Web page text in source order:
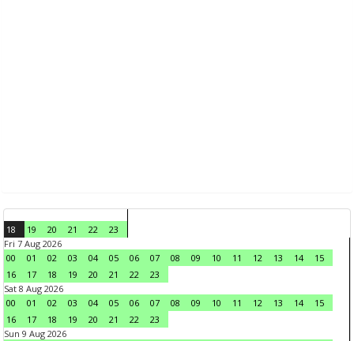
18 19 20 21 22
23
Fri 7 Aug 2026
00
01 02 03 04 05 06 07 08 09 10 11 12 13 14
15
16
17 18 19 20 21 22
23
Sat 8 Aug 2026
00
01 02 03 04 05 06 07 08 09 10 11 12 13 14
15
16
17 18 19 20 21 22
23
Sun 9 Aug 2026